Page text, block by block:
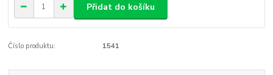
Přidat do košíku
Číslo produktu: 1541